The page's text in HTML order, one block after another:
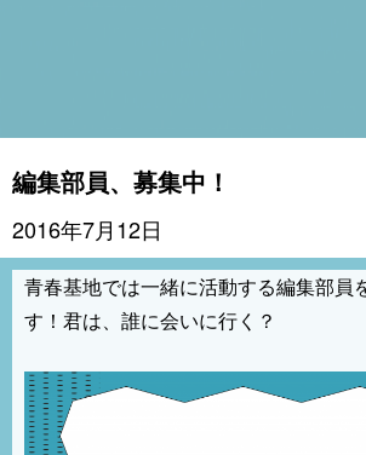
編集部員、募集中！
2016年7月12日
青春基地では一緒に活動する編集部員
す！君は、誰に会いに行く？